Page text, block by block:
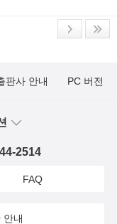
판사 안내 PC 버전
2514
FAQ
안내